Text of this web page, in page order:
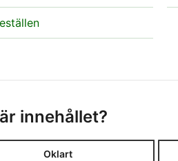
innehållet?
Oklart